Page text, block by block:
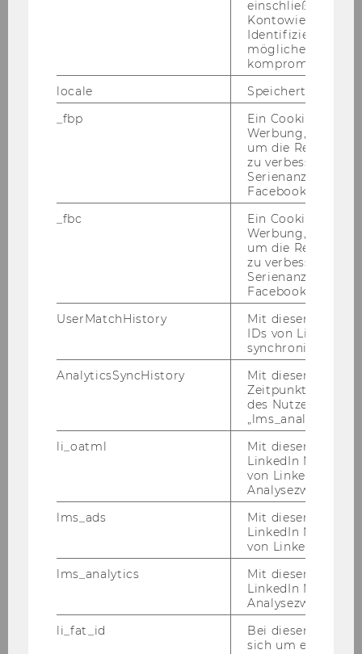
WU Magazin 03/2014
WU Magazin 02/2014
DOWNLOAD
einschließlich der
Identifizierung
möglicherweise
kompromittierten
locale
Speichert
_fbp
Ein Cookie für
Werbung, das
um die Relevanz
zu verbessern
Facebook
_fbc
Ein Cookie für
Werbung, das
um die Relevanz
zu verbessern
Facebook
UserMatchHistory
Mit diesem
IDs von LinkedIn
synchronisiert.
AnalyticsSyncHistory
Mit diesem
Zeitpunkt der
des Nutzers mit
„lms_analytics“
li_oatml
Mit diesem
LinkedIn
von LinkedIn zu
Analysezwecke
lms_ads
Mit diesem
LinkedIn
von LinkedIn
lms_analytics
Mit diesem
LinkedIn
Analysezwecken
li_fat_id
Bei diesem
sich um eine